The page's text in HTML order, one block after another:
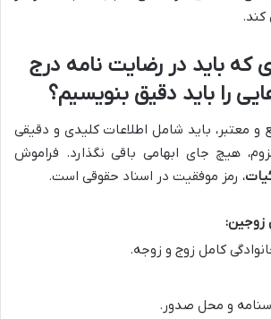
کند.
که باید در رضایت نامه درج
را باید دقیق بنویسیم؟
معتبر، باید شامل اطلاعات کلیدی و دقیقی
هیچ جای ابهامی باقی نگذارد. فراموش
، رمز موفقیت در اسناد حقوقی است.
کامل زوج و زوجه.
و محل صدور.